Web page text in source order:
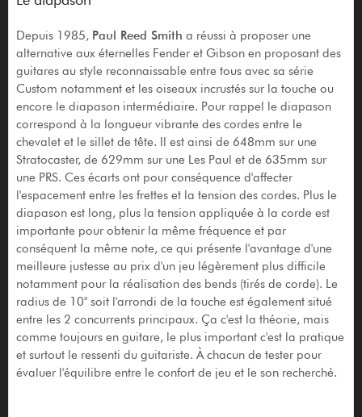
Depuis 1985, Paul Reed Smith a réussi à proposer une
alternative aux éternelles Fender et Gibson en proposant des
guitares au style reconnaissable entre tous avec sa série
Custom notamment et les oiseaux incrustés sur la touche ou
encore le diapason intermédiaire. Pour rappel le diapason
correspond à la longueur vibrante des cordes entre le
chevalet et le sillet de tête. Il est ainsi de 648mm sur une
Stratocaster, de 629mm sur une Les Paul et de 635mm sur
une PRS. Ces écarts ont pour conséquence d'affecter
l'espacement entre les frettes et la tension des cordes. Plus le
diapason est long, plus la tension appliquée à la corde est
importante pour obtenir la même fréquence et par
conséquent la même note, ce qui présente l'avantage d'une
meilleure justesse au prix d'un jeu légèrement plus difficile
notamment pour la réalisation des bends (tirés de corde). Le
radius de 10" soit l'arrondi de la touche est également situé
entre les 2 concurrents principaux. Ça c'est la théorie, mais
comme toujours en guitare, le plus important c'est la pratique
et surtout le ressenti du guitariste. À chacun de tester pour
évaluer l'équilibre entre le confort de jeu et le son recherché.